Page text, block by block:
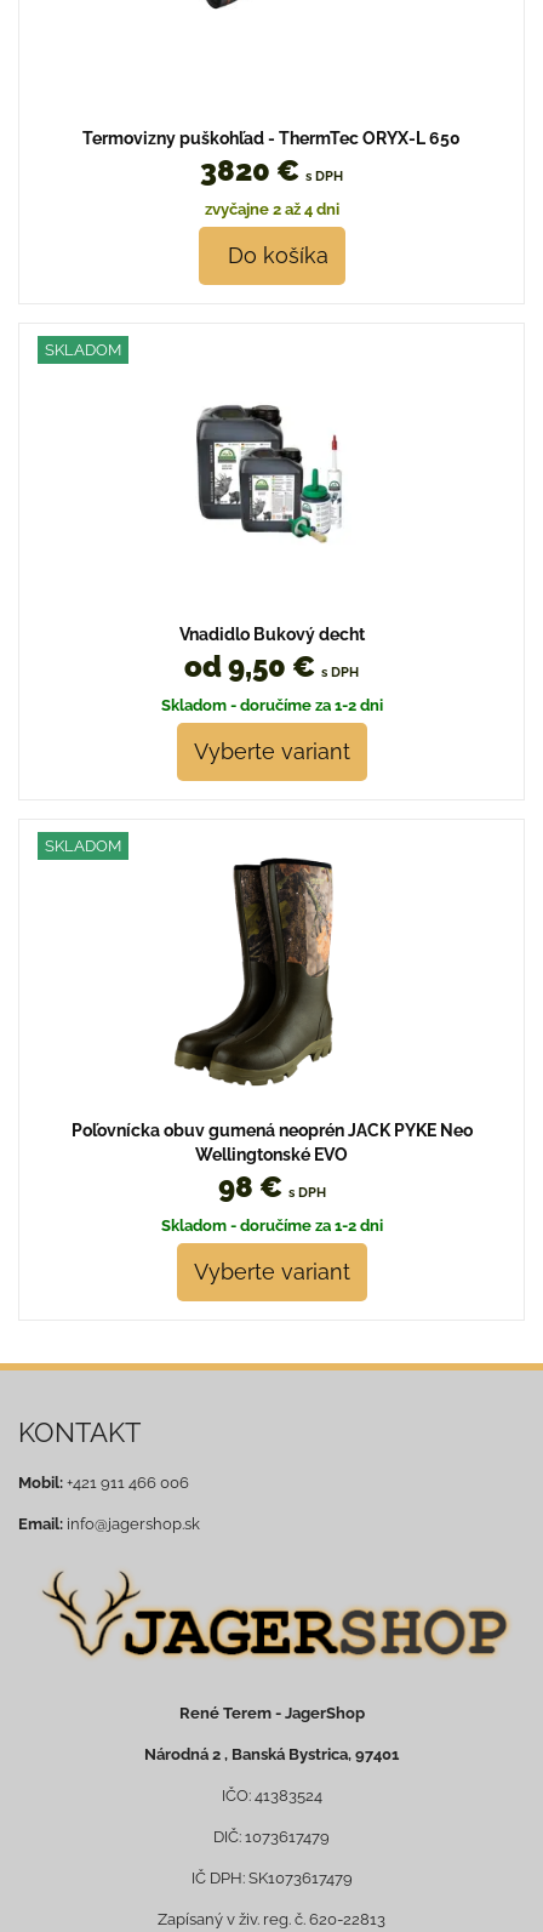
Termovizny puškohľad - ThermTec ORYX-L 650
3820 € s DPH
zvyčajne 2 až 4 dni
Do košíka
SKLADOM
Vnadidlo Bukový decht
od 9,50 € s DPH
Skladom - doručíme za 1-2 dni
Vyberte variant
SKLADOM
Poľovnícka obuv gumená neoprén JACK PYKE Neo
Wellingtonské EVO
98 € s DPH
Skladom - doručíme za 1-2 dni
Vyberte variant
KONTAKT
Mobil: +421 911 466 006
Email: info@jagershop.sk
René Terem - JagerShop
Národná 2 , Banská Bystrica, 97401
IČO: 41383524
DIČ: 1073617479
IČ DPH: SK1073617479
Zapísaný v živ. reg. č. 620-22813